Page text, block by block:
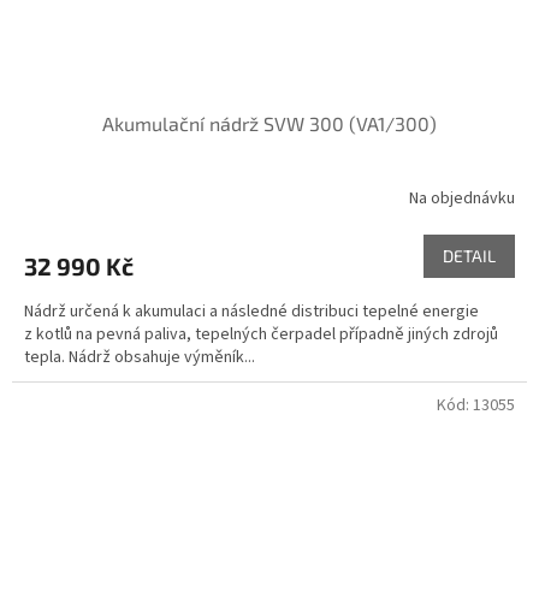
Akumulační nádrž SVW 300 (VA1/300)
Na objednávku
32 990 Kč DETAIL
Nádrž určená k akumulaci a následné distribuci tepelné energie
z kotlů na pevná paliva, tepelných čerpadel případně jiných zdrojů
tepla. Nádrž obsahuje výměník...
Kód: 13055